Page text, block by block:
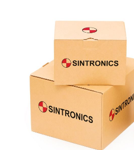
de módulos descontinuados por